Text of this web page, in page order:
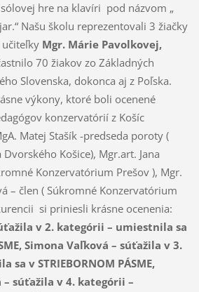
hre na klavíri pod názvom „
Našu školu reprezentovali 3 žiačky
Mgr. Márie Pavolkovej,
70 žiakov zo Základných
Slovenska, dokonca aj z Poľska.
výkony, ktoré boli ocenené
konzervatórií z Košíc
Matej Stašík -predseda poroty (
Košice), Mgr.art. Jana
Konzervatórium Prešov ), Mgr.
– člen ( Súkromné Konzervatórium
si priniesli krásne ocenenia:
v 2. kategórii – umiestnila sa
Simona Vaľková – súťažila v 3.
v STRIEBORNOM PÁSME,
súťažila v 4. kategórii –